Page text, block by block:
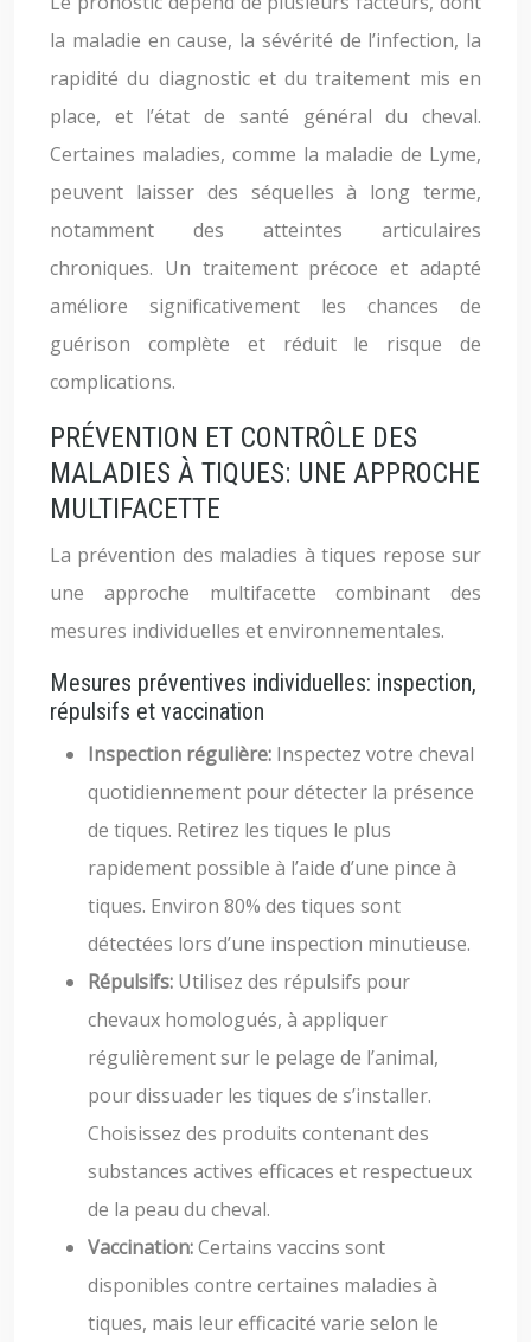
la maladie en cause, la sévérité de l’infection, la
rapidité du diagnostic et du traitement mis en
place, et l’état de santé général du cheval.
Certaines maladies, comme la maladie de Lyme,
peuvent laisser des séquelles à long terme,
notamment des atteintes articulaires
chroniques. Un traitement précoce et adapté
améliore significativement les chances de
guérison complète et réduit le risque de
complications.
PRÉVENTION ET CONTRÔLE DES
MALADIES À TIQUES: UNE APPROCHE
MULTIFACETTE
La prévention des maladies à tiques repose sur
une approche multifacette combinant des
mesures individuelles et environnementales.
Mesures préventives individuelles: inspection,
répulsifs et vaccination
Inspection régulière: Inspectez votre cheval
quotidiennement pour détecter la présence
de tiques. Retirez les tiques le plus
rapidement possible à l’aide d’une pince à
tiques. Environ 80% des tiques sont
détectées lors d’une inspection minutieuse.
Répulsifs: Utilisez des répulsifs pour
chevaux homologués, à appliquer
régulièrement sur le pelage de l’animal,
pour dissuader les tiques de s’installer.
Choisissez des produits contenant des
substances actives efficaces et respectueux
de la peau du cheval.
Vaccination:Certains vaccins sont
disponibles contre certaines maladies à
tiques, mais leur efficacité varie selon le